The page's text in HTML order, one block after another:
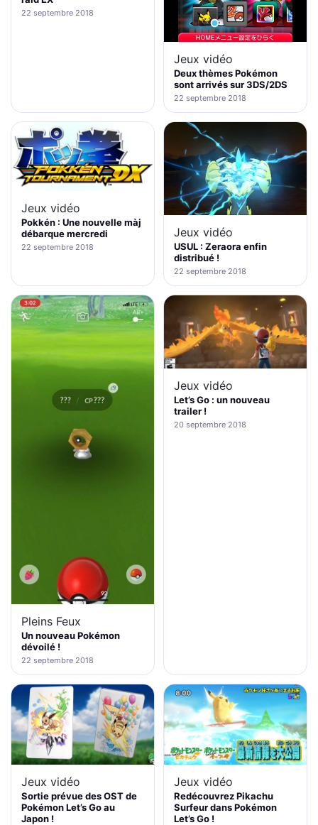
22 septembre 2018
Jeux vidéo
Deux thèmes Pokémon
sont arrivés sur 3DS/2DS
22 septembre 2018
Jeux vidéo
Pokkén : Une nouvelle màj
débarque mercredi
22 septembre 2018
Jeux vidéo
USUL : Zeraora enfin
distribué !
22 septembre 2018
Pleins Feux
Un nouveau Pokémon
dévoilé !
22 septembre 2018
Jeux vidéo
Let’s Go : un nouveau
trailer !
20 septembre 2018
Jeux vidéo
Sortie prévue des OST de
Pokémon Let’s Go au
Japon !
Jeux vidéo
Redécouvrez Pikachu
Surfeur dans Pokémon
Let’s Go !